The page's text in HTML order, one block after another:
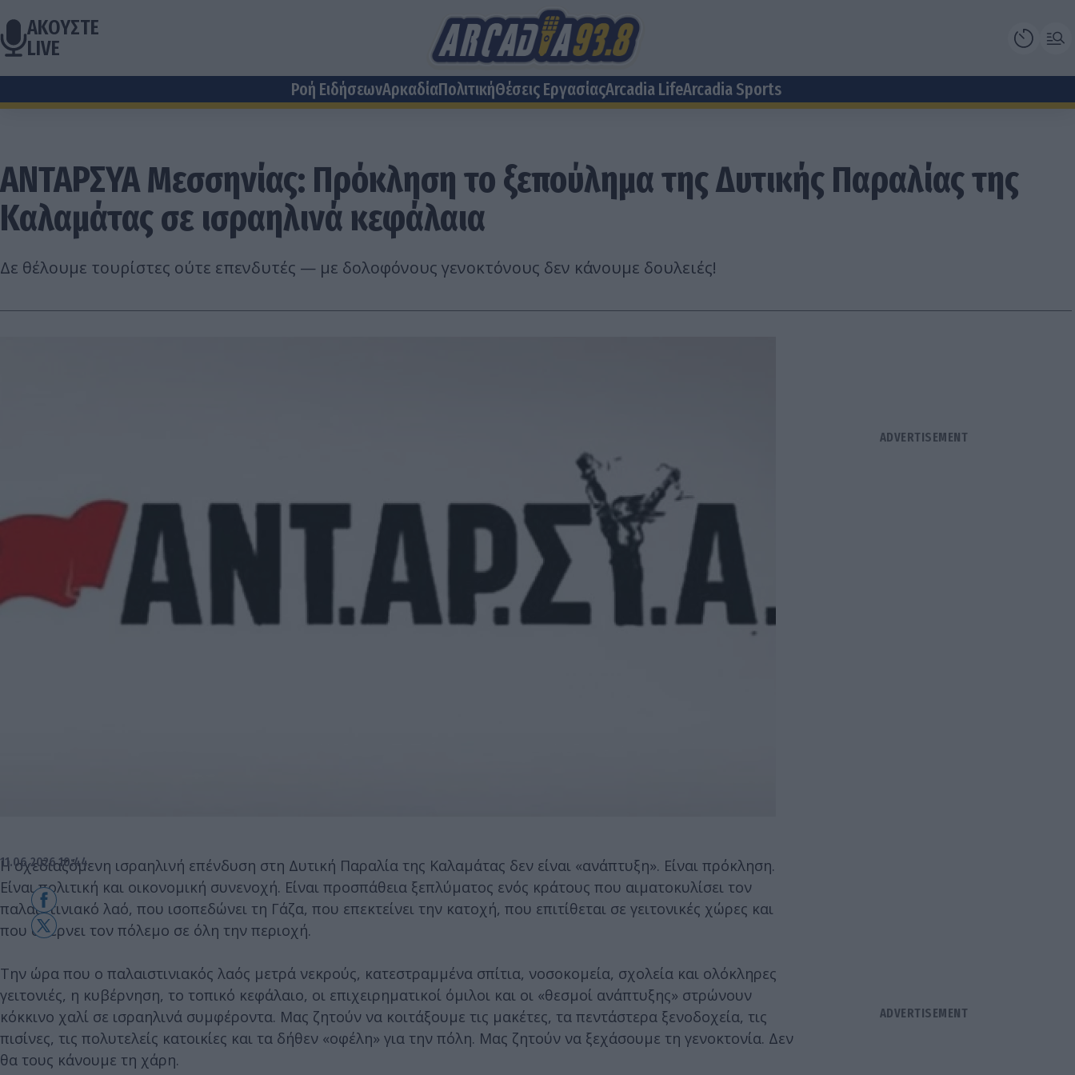
ΑΚΟΥΣΤΕ
LIVE
Ροή ΕιδήσεωνΑρκαδίαΠολιτικήΘέσεις EργασίαςArcadia LifeArcadia Sports
ΑΝΤΑΡΣΥΑ Μεσσηνίας: Πρόκληση το ξεπούλημα της Δυτικής Παραλίας της
Καλαμάτας σε ισραηλινά κεφάλαια
Δε θέλουμε τουρίστες ούτε επενδυτές — με δολοφόνους γενοκτόνους δεν κάνουμε δουλειές!
11.06.2026 10:44
Η σχεδιαζόμενη ισραηλινή επένδυση στη Δυτική Παραλία της Καλαμάτας δεν είναι «ανάπτυξη». Είναι πρόκληση.
Είναι πολιτική και οικονομική συνενοχή. Είναι προσπάθεια ξεπλύματος ενός κράτους που αιματοκυλίσει τον
παλαιστινιακό λαό, που ισοπεδώνει τη Γάζα, που επεκτείνει την κατοχή, που επιτίθεται σε γειτονικές χώρες και
που σπέρνει τον πόλεμο σε όλη την περιοχή.
Την ώρα που ο παλαιστινιακός λαός μετρά νεκρούς, κατεστραμμένα σπίτια, νοσοκομεία, σχολεία και ολόκληρες
γειτονιές, η κυβέρνηση, το τοπικό κεφάλαιο, οι επιχειρηματικοί όμιλοι και οι «θεσμοί ανάπτυξης» στρώνουν
κόκκινο χαλί σε ισραηλινά συμφέροντα. Μας ζητούν να κοιτάξουμε τις μακέτες, τα πεντάστερα ξενοδοχεία, τις
πισίνες, τις πολυτελείς κατοικίες και τα δήθεν «οφέλη» για την πόλη. Μας ζητούν να ξεχάσουμε τη γενοκτονία. Δεν
θα τους κάνουμε τη χάρη.